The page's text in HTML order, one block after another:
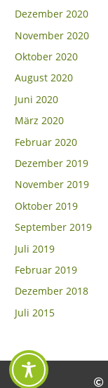
Dezember 2020
November 2020
Oktober 2020
August 2020
Juni 2020
März 2020
Februar 2020
Dezember 2019
November 2019
Oktober 2019
September 2019
Juli 2019
Februar 2019
Dezember 2018
Juli 2015